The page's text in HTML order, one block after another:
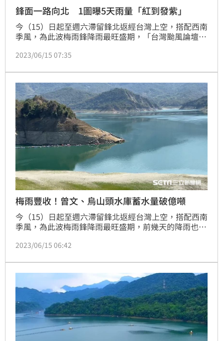
鋒面一路向北 1圖曝5天雨量「紅到發紫」
今（15）日起至週六滯留鋒北返經台灣上空，搭配西南
季風，為此波梅雨鋒降雨最旺盛期，「台灣颱風論壇｜
圖，美國模式預測「紫一大片」，今日白天起三家模式
2023/06/15 07:35
梅雨豐收！曾文、烏山頭水庫蓄水量破億噸
今（15）日起至週六滯留鋒北返經台灣上空，搭配西南
季風，為此波梅雨鋒降雨最旺盛期，前幾天的降雨也為
續有進水效益，加上烏山頭水庫的合計有效蓄水量，再
2023/06/15 06:42